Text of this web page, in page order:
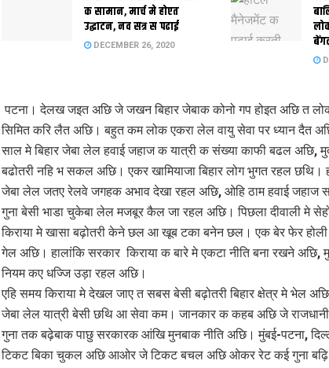
क सामान, मार्च मे होएत
उद्घाटन, नव सत्र स पढाई
DECEMBER 26, 2020
पटना। देलख जइत अछि जे जखन बिहार जेबाक कोनो गप होइत अछि त
सिमित करि लैत अछि। बहुत कम लोक एकरा लेल वायु सेवा पर ध्यान दैत
साल मे बिहार जेबा लेल हवाई जहाज क यात्री क संख्या काफी बढल अछि,
बढोतरी नहि भ सकल अछि। एकर खामियाजा बिहार लोग भुगत रहल छथि।
जेबा लेल जतए रेलवे जगहक अभाव देखा रहल अछि, ओहि ठाम हवाई जहाज
गुना बेसी भाडा चुकेबा लेल मजबूर कैल जा रहल अछि। पिछला दीवाली मे
किराया मे खासा बढ़ोतरी केने छल आ खूब टका बनेन छल। एक बेर फेर होली
गेल अछि। हालांकि सरकार किराया क बारे मे एकटा नीति बना रखने अछि,
नियम कए धज्जि उड़ा रहल अछि।
एहि समय किराया मे देखल जाए त सबस बेसी बढ़ोतरी बिहार क्षेत्र मे भेल
जेबा लेल यात्री बेसी छथि आ सेवा कम। जानकार क कहब अछि जे राजधानी
गुना तक बढ़ेबाक पाछु सरकारक आंखि मुनबाक नीति अछि। मुंबई-पटना,
टिकट बिका चुकल अछि आओर जे टिकट बचल अछि ओकर रेट कई गुना